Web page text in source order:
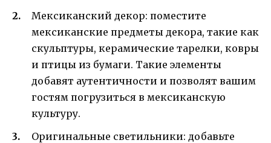
Мексиканский декор: поместите
мексиканские предметы декора, такие как
скульптуры, керамические тарелки, ковры
и птицы из бумаги. Такие элементы
добавят аутентичности и позволят вашим
гостям погрузиться в мексиканскую
культуру.
Оригинальные светильники: добавьте